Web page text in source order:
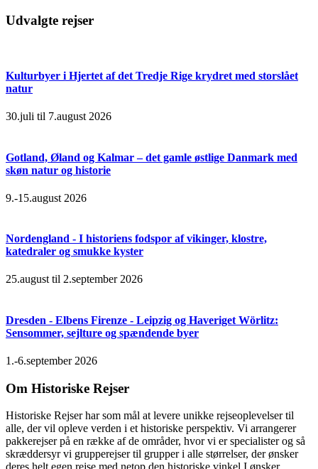
Udvalgte rejser
Kulturbyer i Hjertet af det Tredje Rige krydret med storslået
natur
30.juli til 7.august 2026
Gotland, Øland og Kalmar – det gamle østlige Danmark med
skøn natur og historie
9.-15.august 2026
Nordengland - I historiens fodspor af vikinger, klostre,
katedraler og smukke kyster
25.august til 2.september 2026
Dresden - Elbens Firenze - Leipzig og Haveriget Wörlitz:
Sensommer, sejlture og spændende byer
1.-6.september 2026
Om Historiske Rejser
Historiske Rejser har som mål at levere unikke rejseoplevelser til
alle, der vil opleve verden i et historiske perspektiv. Vi arrangerer
pakkerejser på en række af de områder, hvor vi er specialister og så
skræddersyr vi grupperejser til grupper i alle størrelser, der ønsker